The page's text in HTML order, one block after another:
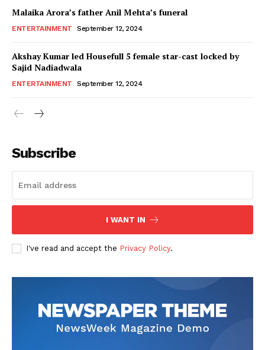
Malaika Arora’s father Anil Mehta’s funeral
ENTERTAINMENT September 12, 2024
Akshay Kumar led Housefull 5 female star-cast locked by
Sajid Nadiadwala
ENTERTAINMENT September 12, 2024
Subscribe
I WANT IN
I've read and accept the Privacy Policy.